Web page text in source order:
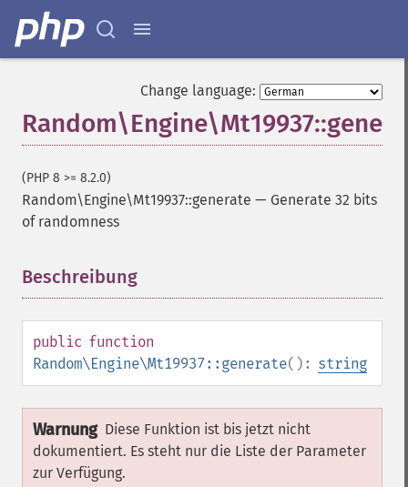
Change language:
(PHP 8 >= 8.2.0)
Random\Engine\Mt19937::generate — Generate 32 bits
of randomness
Beschreibung
public function
Random\Engine\Mt19937::generate(): string
Warnung Diese Funktion ist bis jetzt nicht
dokumentiert. Es steht nur die Liste der Parameter
zur Verfügung.